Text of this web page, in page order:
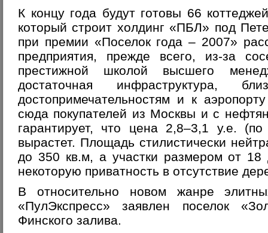
К концу года будут готовы 66
который строит холдинг «ПБЛ» под
при премии «Поселок года – 2007»
предприятия, прежде всего, из-за
престижной школой высшего
достаточная инфраструктура,
достопримечательностям и к
сюда покупателей из Москвы и с
гарантирует, что цена 2,8–3,1 у.е.
вырастет. Площадь стилистически
до 350 кв.м, а участки размером от 18
некоторую приватность в отсутствие
В относительно новом жанре
«ПулЭкспресс» заявлен поселок
Финского залива.